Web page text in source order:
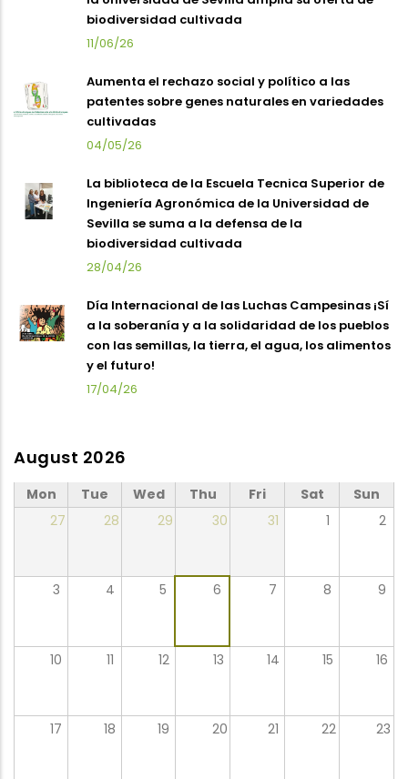
biodiversidad cultivada
11/06/26
Aumenta el rechazo social y político a las
patentes sobre genes naturales en variedades
cultivadas
04/05/26
La biblioteca de la Escuela Tecnica Superior de
Ingeniería Agronómica de la Universidad de
Sevilla se suma a la defensa de la
biodiversidad cultivada
28/04/26
Día Internacional de las Luchas Campesinas ¡Sí
a la soberanía y a la solidaridad de los pueblos
con las semillas, la tierra, el agua, los alimentos
y el futuro!
17/04/26
August 2026
Mon Tue Wed Thu Fri Sat
Sun
27
28 29 30 31 1 2
3 4 5 6 7 8 9
10 11 12 13 14 15 16
17 18 19 20 21 22 23